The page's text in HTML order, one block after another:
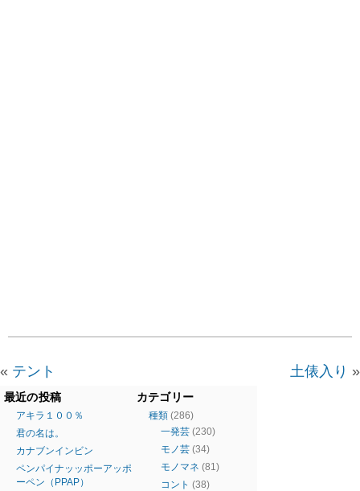
« テント 土俵入り »
最近の投稿
アキラ１００％
君の名は。
カナブンインビン
ペンパイナッッポーアッポ
ーペン（PPAP）
カテゴリー
種類 (286)
一発芸 (230)
モノ芸 (34)
モノマネ (81)
コント (38)